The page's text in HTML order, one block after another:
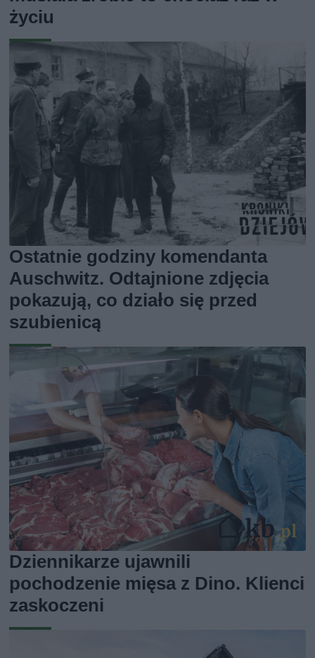
życiu
Ostatnie godziny komendanta
Auschwitz. Odtajnione zdjęcia
pokazują, co działo się przed
szubienicą
Dziennikarze ujawnili
pochodzenie mięsa z Dino. Klienci
zaskoczeni